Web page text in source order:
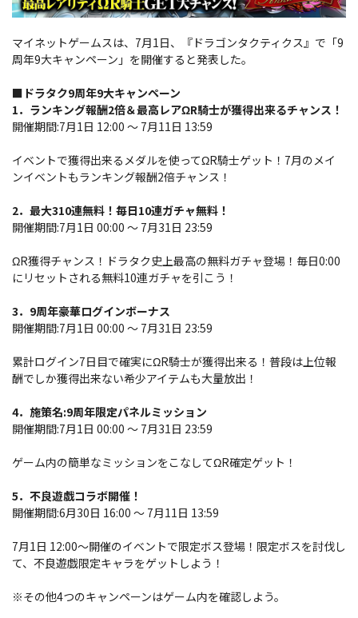
マイネットゲームスは、7月1日、『ドラゴンタクティクス』で「9
周年9大キャンペーン」を開催すると発表した。
■ドラタク9周年9大キャンペーン
1．ランキング報酬2倍＆最高レアΩR騎士が獲得出来るチャンス！
開催期間:7月1日 12:00 ～ 7月11日 13:59
イベントで獲得出来るメダルを使ってΩR騎士ゲット！7月のメイ
ンイベントもランキング報酬2倍チャンス！
2．最大310連無料！毎日10連ガチャ無料！
開催期間:7月1日 00:00 ～ 7月31日 23:59
ΩR獲得チャンス！ドラタク史上最高の無料ガチャ登場！毎日0:00
にリセットされる無料10連ガチャを引こう！
3．9周年豪華ログインボーナス
開催期間:7月1日 00:00 ～ 7月31日 23:59
累計ログイン7日目で確実にΩR騎士が獲得出来る！普段は上位報
酬でしか獲得出来ない希少アイテムも大量放出！
4．施策名:9周年限定パネルミッション
開催期間:7月1日 00:00 ～ 7月31日 23:59
ゲーム内の簡単なミッションをこなしてΩR確定ゲット！
5．不良遊戯コラボ開催！
開催期間:6月30日 16:00 ～ 7月11日 13:59
7月1日 12:00～開催のイベントで限定ボス登場！限定ボスを討伐し
て、不良遊戯限定キャラをゲットしよう！
※その他4つのキャンペーンはゲーム内を確認しよう。